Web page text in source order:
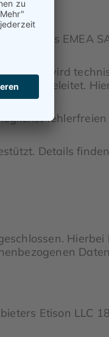
Services EMEA
Dabei wird
geleitet.
Details
Hierbei
Etison LLC